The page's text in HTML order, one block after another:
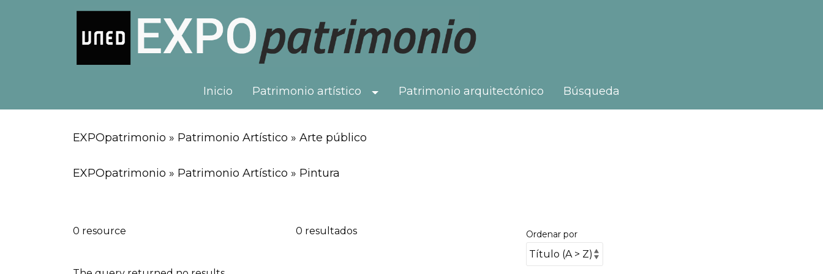
Inicio Patrimonio artístico Toggle Dropdown
Patrimonio arquitectónico Búsqueda
EXPOpatrimonio » Patrimonio Artístico » Arte público
EXPOpatrimonio » Patrimonio Artístico » Pintura
0 resource 0 resultados Ordenar por